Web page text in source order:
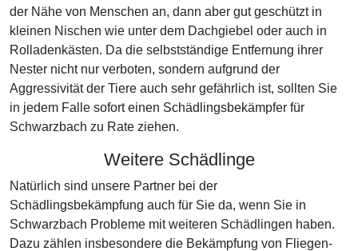
der Nähe von Menschen an, dann aber gut geschützt in
kleinen Nischen wie unter dem Dachgiebel oder auch in
Rolladenkästen. Da die selbstständige Entfernung ihrer
Nester nicht nur verboten, sondern aufgrund der
Aggressivität der Tiere auch sehr gefährlich ist, sollten Sie
in jedem Falle sofort einen Schädlingsbekämpfer für
Schwarzbach zu Rate ziehen.
Weitere Schädlinge
Natürlich sind unsere Partner bei der
Schädlingsbekämpfung auch für Sie da, wenn Sie in
Schwarzbach Probleme mit weiteren Schädlingen haben.
Dazu zählen insbesondere die Bekämpfung von Fliegen-